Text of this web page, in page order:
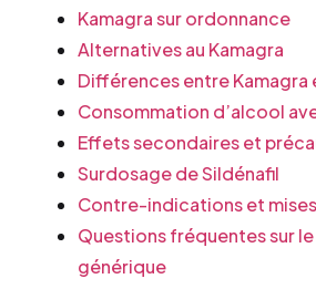
Kamagra sur ordonnance
Alternatives au Kamagra
Différences entre Kamagra
Consommation d’alcool
Effets secondaires et
Surdosage de Sildénafil
Contre-indications et
Questions fréquentes sur le
générique